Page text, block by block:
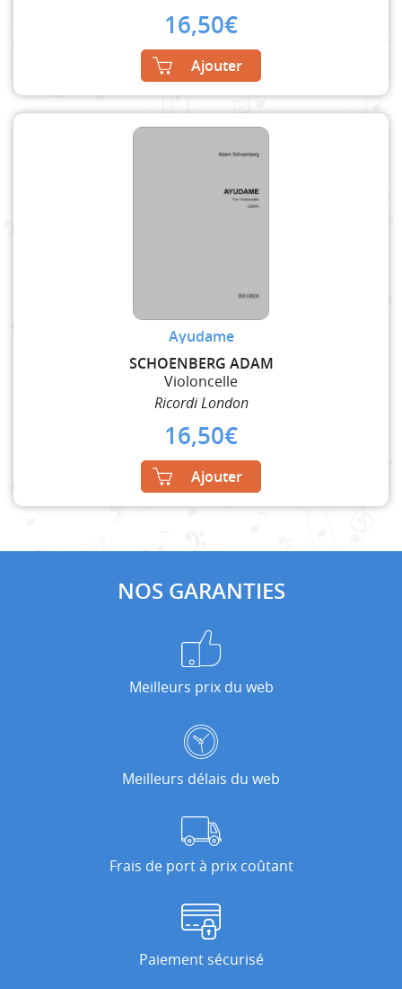
16,50€
Ajouter
Ayudame
SCHOENBERG ADAM
Violoncelle
Ricordi London
16,50€
Ajouter
NOS GARANTIES
Meilleurs prix du web
Meilleurs délais du web
Frais de port à prix coûtant
Paiement sécurisé